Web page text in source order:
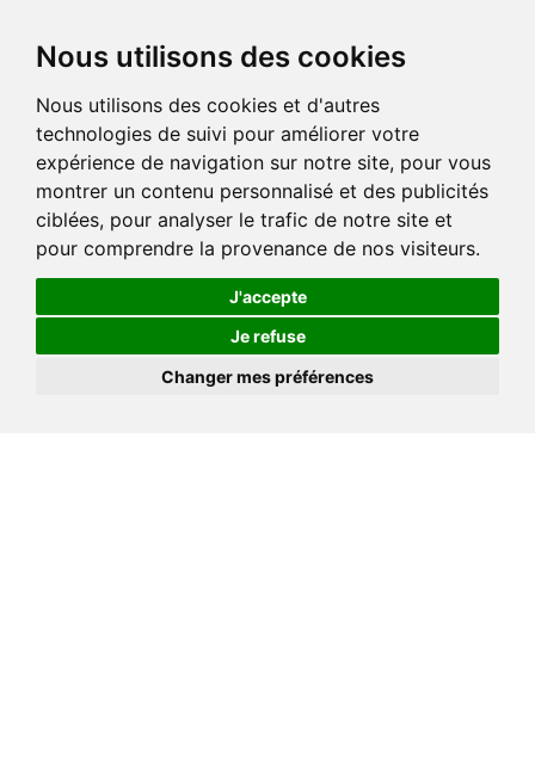
Nous utilisons des cookies
Nous utilisons des cookies et d'autres
technologies de suivi pour améliorer votre
expérience de navigation sur notre site, pour vous
montrer un contenu personnalisé et des publicités
ciblées, pour analyser le trafic de notre site et
pour comprendre la provenance de nos visiteurs.
J'accepte
Je refuse
Changer mes préférences